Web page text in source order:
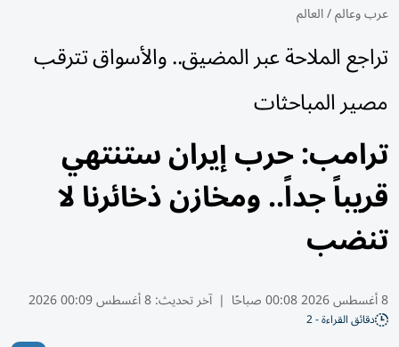
عرب وعالم/العالم
تراجع الملاحة عبر المضيق.. والأسواق تترقب
مصير المباحثات
ترامب: حرب إيران ستنتهي
قريباً جداً.. ومخازن ذخائرنا لا
تنضب
8 أغسطس 2026 00:08 صباحًا | آخر تحديث:8 أغسطس 00:09 2026
دقائق القراءة - 2